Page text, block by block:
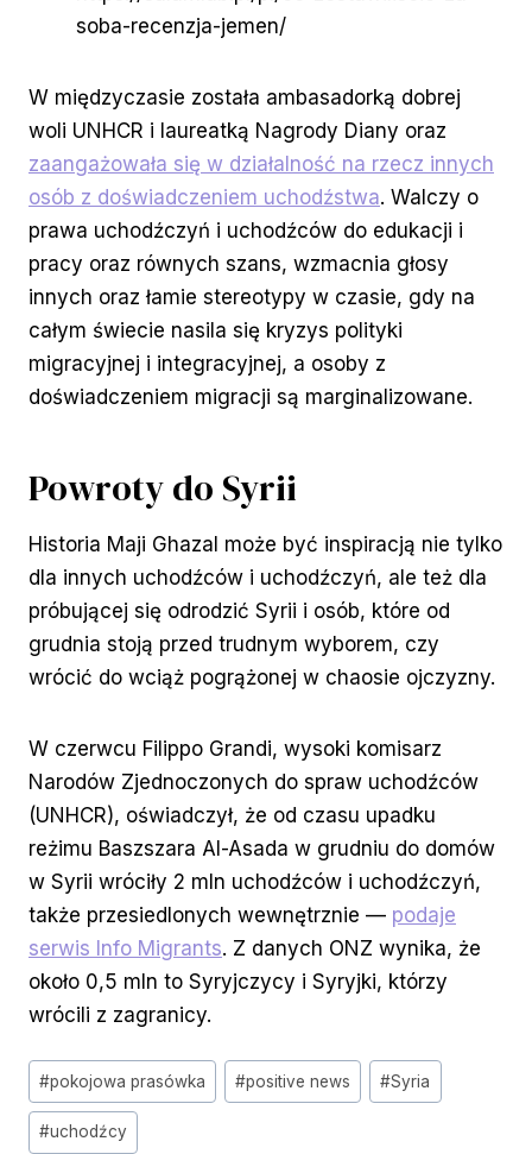
soba-recenzja-jemen/
W międzyczasie została ambasadorką dobrej
woli UNHCR i laureatką Nagrody Diany oraz
zaangażowała się w działalność na rzecz innych
osób z doświadczeniem uchodźstwa. Walczy o
prawa uchodźczyń i uchodźców do edukacji i
pracy oraz równych szans, wzmacnia głosy
innych oraz łamie stereotypy w czasie, gdy na
całym świecie nasila się kryzys polityki
migracyjnej i integracyjnej, a osoby z
doświadczeniem migracji są marginalizowane.
Powroty do Syrii
Historia Maji Ghazal może być inspiracją nie tylko
dla innych uchodźców i uchodźczyń, ale też dla
próbującej się odrodzić Syrii i osób, które od
grudnia stoją przed trudnym wyborem, czy
wrócić do wciąż pogrążonej w chaosie ojczyzny.
W czerwcu Filippo Grandi, wysoki komisarz
Narodów Zjednoczonych do spraw uchodźców
(UNHCR), oświadczył, że od czasu upadku
reżimu Baszszara Al-Asada w grudniu do domów
w Syrii wróciły 2 mln uchodźców i uchodźczyń,
także przesiedlonych wewnętrznie — podaje
serwis Info Migrants. Z danych ONZ wynika, że
około 0,5 mln to Syryjczycy i Syryjki, którzy
wrócili z zagranicy.
Tagi
wpisu:
#pokojowa prasówka #positive news #Syria
#uchodźcy